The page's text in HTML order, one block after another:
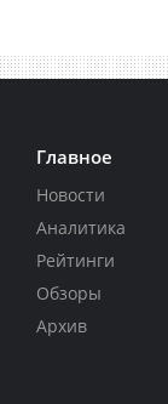
Главное
Новости
Аналитика
Рейтинги
Обзоры
Архив